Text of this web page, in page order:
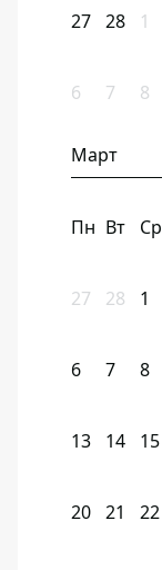
27 28 1
6 7 8
Март
Пн Вт Ср
27 28 1
6 7 8
13 14 15
20 21 22